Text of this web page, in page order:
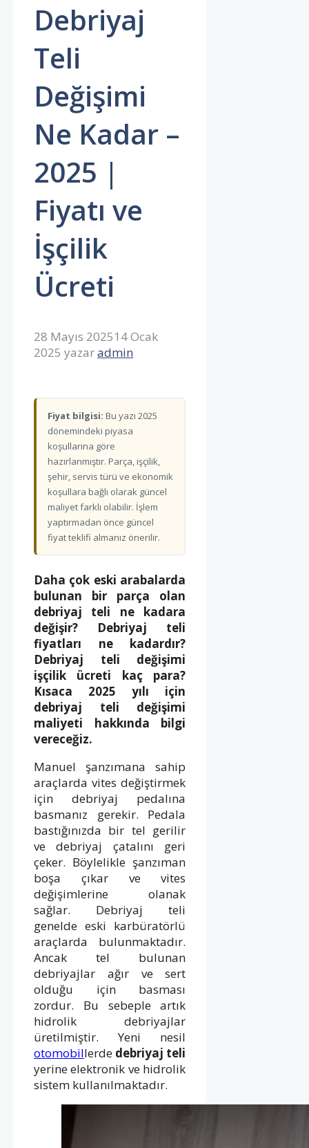
Debriyaj
Teli
Değişimi
Ne Kadar –
2025 |
Fiyatı ve
İşçilik
Ücreti
28 Mayıs 202514 Ocak
2025 yazaradmin
Fiyat bilgisi: Bu yazı 2025
dönemindeki piyasa
koşullarına göre
hazırlanmıştır. Parça, işçilik,
şehir, servis türü ve ekonomik
koşullara bağlı olarak güncel
maliyet farklı olabilir. İşlem
yaptırmadan önce güncel
fiyat teklifi almanız önerilir.
Daha çok eski arabalarda
bulunan bir parça olan
debriyaj teli ne kadara
değişir? Debriyaj teli
fiyatları ne kadardır?
Debriyaj teli değişimi
işçilik ücreti kaç para?
Kısaca 2025 yılı için
debriyaj teli değişimi
maliyeti hakkında bilgi
vereceğiz.
Manuel şanzımana sahip
araçlarda vites değiştirmek
için debriyaj pedalına
basmanız gerekir. Pedala
bastığınızda bir tel gerilir
ve debriyaj çatalını geri
çeker. Böylelikle şanzıman
boşa çıkar ve vites
değişimlerine olanak
sağlar. Debriyaj teli
genelde eski karbüratörlü
araçlarda bulunmaktadır.
Ancak tel bulunan
debriyajlar ağır ve sert
olduğu için basması
zordur. Bu sebeple artık
hidrolik debriyajlar
üretilmiştir. Yeni nesil
otomobillerde debriyaj teli
yerine elektronik ve hidrolik
sistem kullanılmaktadır.